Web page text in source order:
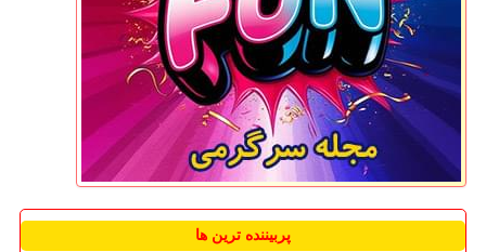
پربیننده ترین ها